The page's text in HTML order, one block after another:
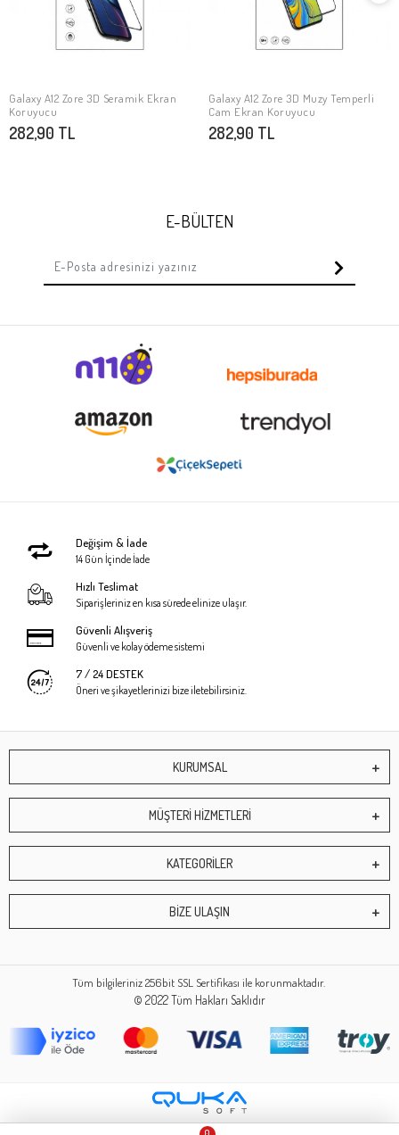
SEPETE EKLE
Galaxy A12 Zore 3D Seramik Ekran
Koruyucu
282,90 TL
SEPETE EKLE
Galaxy A12 Zore 3D Muzy Temperli
Cam Ekran Koruyucu
282,90 TL
E-BÜLTEN
Değişim & İade
14 Gün İçinde İade
Hızlı Teslimat
Siparişleriniz en kısa sürede elinize ulaşır.
Güvenli Alışveriş
Güvenli ve kolay ödeme sistemi
7 / 24 DESTEK
Öneri ve şikayetlerinizi bize iletebilirsiniz.
KURUMSAL
MÜŞTERİ HİZMETLERİ
KATEGORİLER
BİZE ULAŞIN
Tüm bilgileriniz 256bit SSL Sertifikası ile korunmaktadır.
© 2022Tüm Hakları Saklıdır